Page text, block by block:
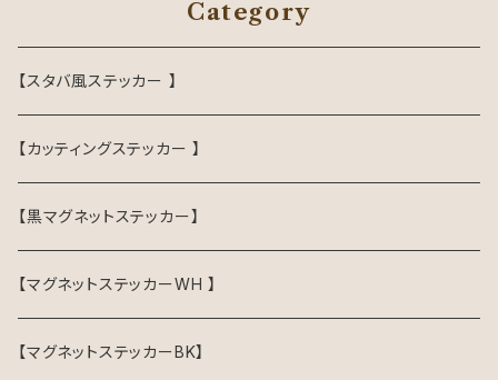
Category
【スタバ風ステッカー 】
【カッティングステッカー 】
【黒マグネットステッカー】
【マグネットステッカーWH 】
【マグネットステッカーBK】